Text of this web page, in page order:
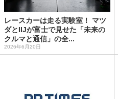
レースカーは走る実験室！ マツ
ダとIIJが富士で見せた「未来の
クルマと通信」の全...
2026年6月20日